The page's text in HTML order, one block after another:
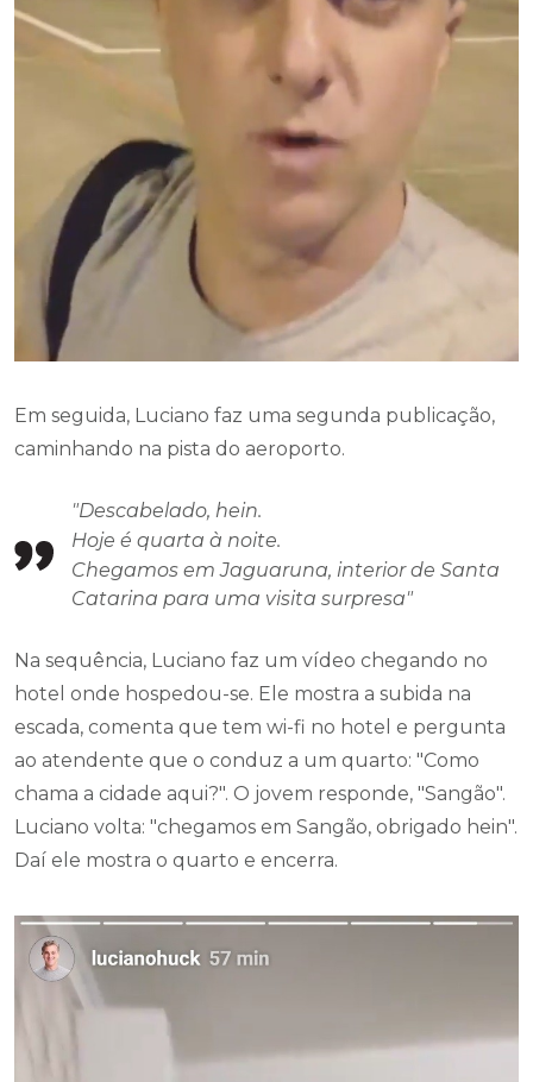
Em seguida, Luciano faz uma segunda publicação,
caminhando na pista do aeroporto.
"Descabelado, hein.
Hoje é quarta à noite.
Chegamos em Jaguaruna, interior de Santa
Catarina para uma visita surpresa"
Na sequência, Luciano faz um vídeo chegando no
hotel onde hospedou-se. Ele mostra a subida na
escada, comenta que tem wi-fi no hotel e pergunta
ao atendente que o conduz a um quarto: "Como
chama a cidade aqui?". O jovem responde, "Sangão".
Luciano volta: "chegamos em Sangão, obrigado hein".
Daí ele mostra o quarto e encerra.